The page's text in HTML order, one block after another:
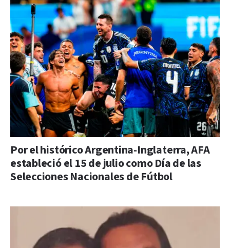
Por el histórico Argentina-Inglaterra, AFA
estableció el 15 de julio como Día de las
Selecciones Nacionales de Fútbol